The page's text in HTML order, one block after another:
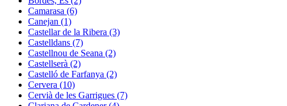
Camarasa (6)
Canejan (1)
Castellar de la Ribera (3)
Castelldans (7)
Castellnou de Seana (2)
Castellserà (2)
Castelló de Farfanya (2)
Cervera (10)
Cervià de les Garrigues (7)